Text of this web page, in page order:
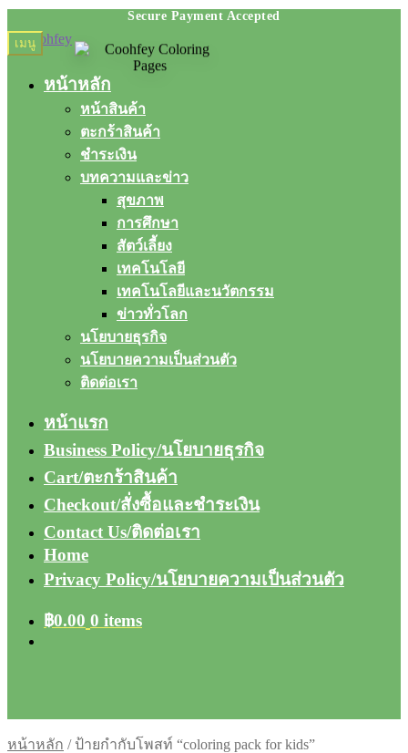
Skip
to
Skip
to
เมนู
หน้าหลัก
หน้าสินค้า
ตะกร้าสินค้า
ชำระเงิน
บทความและข่าว
สุขภาพ
การศึกษา
สัตว์เลี้ยง
เทคโนโลยี
เทคโนโลยีและนวัตกรรม
ข่าวทั่วโลก
นโยบายธุรกิจ
นโยบายความเป็นส่วนตัว
ติดต่อเรา
หน้าแรก
Business Policy/นโยบายธุรกิจ
Cart/ตะกร้าสินค้า
Checkout/สั่งซื้อและชำระเงิน
Contact Us/ติดต่อเรา
Home
Privacy Policy/นโยบายความเป็นส่วนตัว
฿0.00 0 items
หน้าหลัก / ป้ายกำกับโพสท์ “coloring pack for kids”